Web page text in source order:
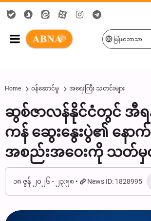
မြန်မာဘာသာ
Home ဝန်ဆောင်မှု အရေးကြီး သတင်းများ
ဆွစ်ဇာလန်နိုင်ငံတွင် အီရ
ကန် ဆွေးနွေးပွဲ၏ နော
အစည်းအဝေးကို သတ်မှတ်
၁၈ ဇွန် ၂၀၂၆ - ၂၃:၅၈ News ID: 1828995